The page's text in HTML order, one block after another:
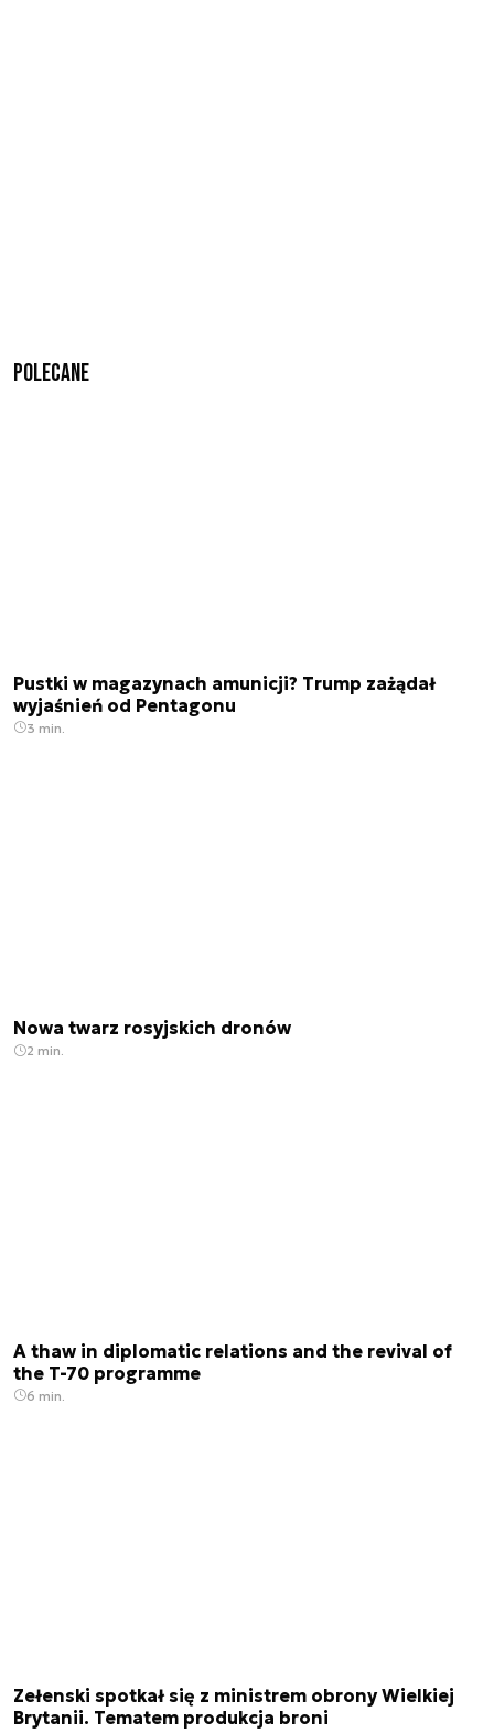
Polecane
Pustki w magazynach amunicji? Trump zażądał
wyjaśnień od Pentagonu
3 min.
Nowa twarz rosyjskich dronów
2 min.
A thaw in diplomatic relations and the revival of
the T-70 programme
6 min.
Zełenski spotkał się z ministrem obrony Wielkiej
Brytanii. Tematem produkcja broni